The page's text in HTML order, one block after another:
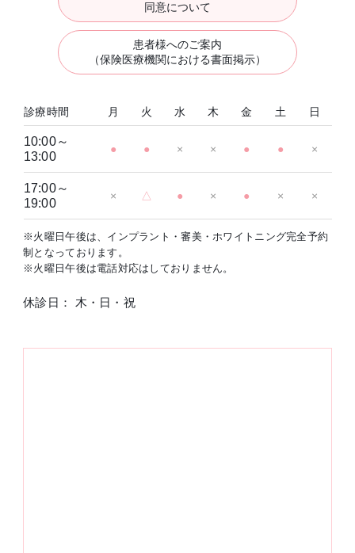
同意について
患者様へのご案内
（保険医療機関における書面掲示）
診療時間 月 火 水 木 金 土 日
10:00～
13:00
● ● × × ● ● ×
17:00～
19:00
× △ ● × ● × ×
※火曜日午後は、インプラント・審美・ホワイトニング完全予約
制となっております。
※火曜日午後は電話対応はしておりません。
休診日： 木・日・祝